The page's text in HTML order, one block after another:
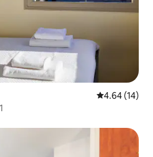
レビュー14
4.64 (14)